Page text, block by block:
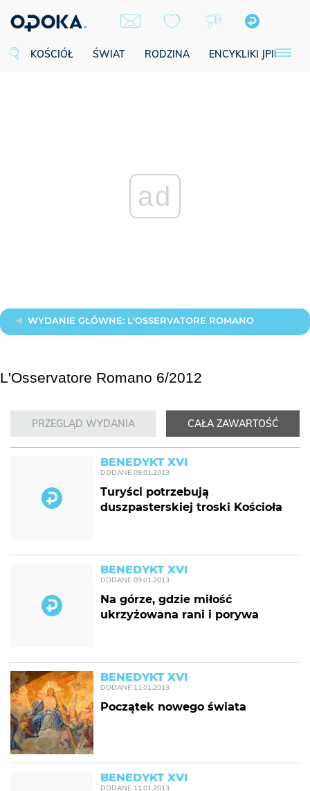
KOŚCIÓŁ ŚWIAT RODZINA ENCYKLIKI JPII
ad
WYDANIE GŁÓWNE: L'OSSERVATORE ROMANO
L'Osservatore Romano 6/2012
PRZEGLĄD WYDANIA CAŁA ZAWARTOŚĆ
BENEDYKT XVI
DODANE 09.01.2013
Turyści potrzebują
duszpasterskiej troski Kościoła
BENEDYKT XVI
DODANE 09.01.2013
Na górze, gdzie miłość
ukrzyżowana rani i porywa
BENEDYKT XVI
DODANE 11.01.2013
Początek nowego świata
BENEDYKT XVI
DODANE 11.01.2013